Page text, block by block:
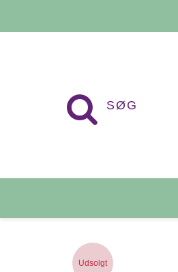
Udsolgt